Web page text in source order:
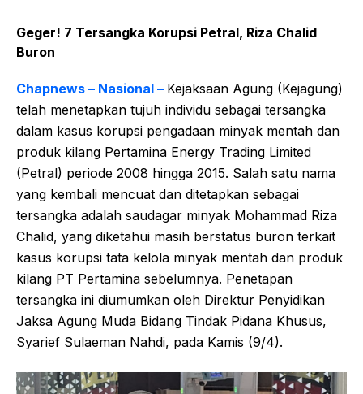
Geger! 7 Tersangka Korupsi Petral, Riza Chalid
Buron
Chapnews – Nasional – Kejaksaan Agung (Kejagung)
telah menetapkan tujuh individu sebagai tersangka
dalam kasus korupsi pengadaan minyak mentah dan
produk kilang Pertamina Energy Trading Limited
(Petral) periode 2008 hingga 2015. Salah satu nama
yang kembali mencuat dan ditetapkan sebagai
tersangka adalah saudagar minyak Mohammad Riza
Chalid, yang diketahui masih berstatus buron terkait
kasus korupsi tata kelola minyak mentah dan produk
kilang PT Pertamina sebelumnya. Penetapan
tersangka ini diumumkan oleh Direktur Penyidikan
Jaksa Agung Muda Bidang Tindak Pidana Khusus,
Syarief Sulaeman Nahdi, pada Kamis (9/4).